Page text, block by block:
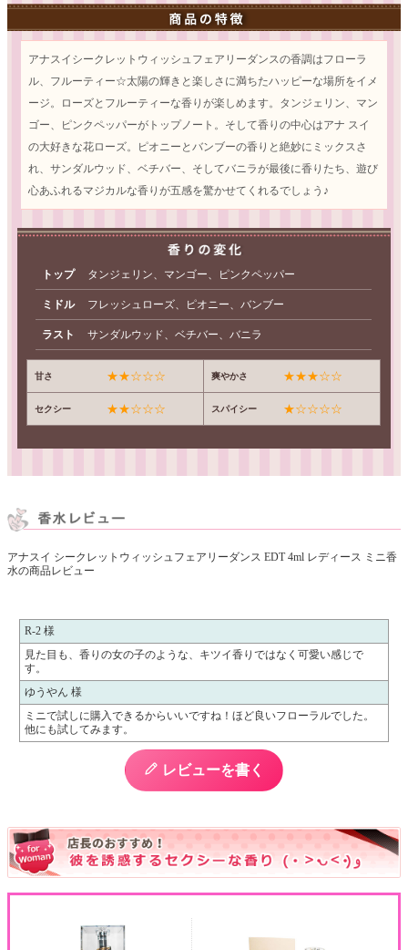
アナスイシークレットウィッシュフェアリーダンスの香調はフローラ
ル、フルーティー☆太陽の輝きと楽しさに満ちたハッピーな場所をイメ
ージ。ローズとフルーティーな香りが楽しめます。タンジェリン、マン
ゴー、ピンクペッパーがトップノート。そして香りの中心はアナ スイ
の大好きな花ローズ。ピオニーとバンブーの香りと絶妙にミックスさ
れ、サンダルウッド、ベチバー、そしてバニラが最後に香りたち、遊び
心あふれるマジカルな香りが五感を驚かせてくれるでしょう♪
トップ タンジェリン、マンゴー、ピンクペッパー
ミドル フレッシュローズ、ピオニー、バンブー
ラスト サンダルウッド、ベチバー、バニラ
甘さ ★★☆☆☆ 爽やかさ ★★★☆☆
セクシー ★★☆☆☆ スパイシー ★☆☆☆☆
アナスイ シークレットウィッシュフェアリーダンス EDT 4ml レディース ミニ香
水の商品レビュー
R-2 様
見た目も、香りの女の子のような、キツイ香りではなく可愛い感じで
す。
ゆうやん 様
ミニで試しに購入できるからいいですね！ほど良いフローラルでした。
他にも試してみます。
レビューを書く